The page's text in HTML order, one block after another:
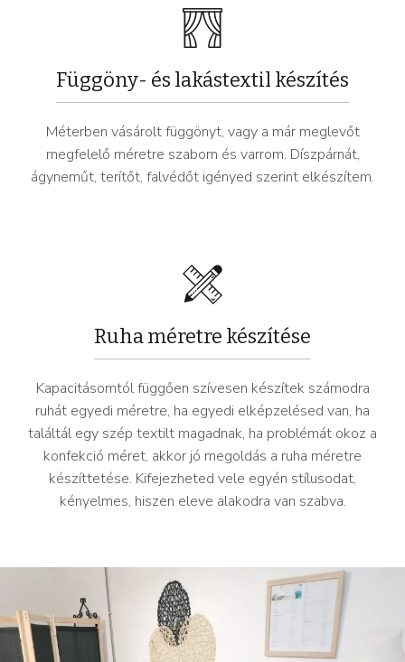
Függöny- és lakástextil készítés
Méterben vásárolt függönyt, vagy a már meglevőt
megfelelő méretre szabom és varrom. Díszpárnát,
ágyneműt, terítőt, falvédőt igényed szerint elkészítem.
Ruha méretre készítése
Kapacitásomtól függően szívesen készítek számodra
ruhát egyedi méretre, ha egyedi elképzelésed van, ha
találtál egy szép textilt magadnak, ha problémát okoz a
konfekció méret, akkor jó megoldás a ruha méretre
készíttetése. Kifejezheted vele egyén stílusodat,
kényelmes, hiszen eleve alakodra van szabva.